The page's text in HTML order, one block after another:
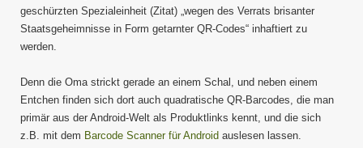
geschürzten Spezialeinheit (Zitat) „wegen des Verrats brisanter
Staatsgeheimnisse in Form getarnter QR-Codes“ inhaftiert zu
werden.
Denn die Oma strickt gerade an einem Schal, und neben einem
Entchen finden sich dort auch quadratische QR-Barcodes, die man
primär aus der Android-Welt als Produktlinks kennt, und die sich
z.B. mit dem Barcode Scanner für Android auslesen lassen.